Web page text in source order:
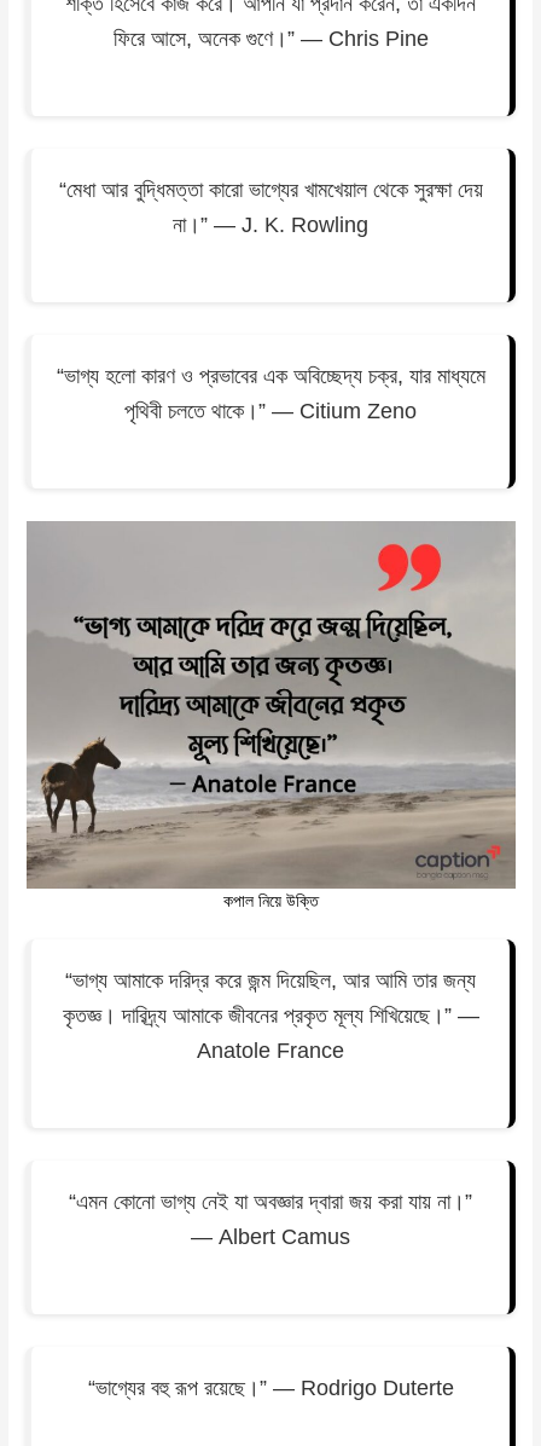
ফিরে আসে, অনেক গুণে।” — Chris Pine
“মেধা আর বুদ্ধিমত্তা কারো ভাগ্যের খামখেয়াল থেকে সুরক্ষা দেয়
না।” — J. K. Rowling
“ভাগ্য হলো কারণ ও প্রভাবের এক অবিচ্ছেদ্য চক্র, যার মাধ্যমে
পৃথিবী চলতে থাকে।” — Citium Zeno
কপাল নিয়ে উক্তি
“ভাগ্য আমাকে দরিদ্র করে জন্ম দিয়েছিল, আর আমি তার জন্য
কৃতজ্ঞ। দারিদ্র্য আমাকে জীবনের প্রকৃত মূল্য শিখিয়েছে।” —
Anatole France
“এমন কোনো ভাগ্য নেই যা অবজ্ঞার দ্বারা জয় করা যায় না।”
— Albert Camus
“ভাগ্যের বহু রূপ রয়েছে।” — Rodrigo Duterte